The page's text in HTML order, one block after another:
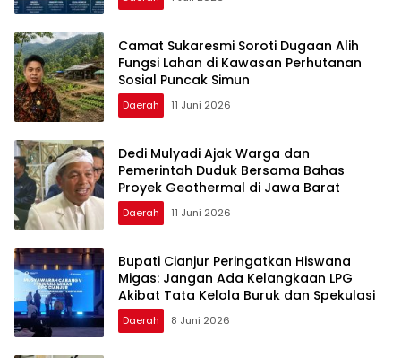
Camat Sukaresmi Soroti Dugaan Alih
Fungsi Lahan di Kawasan Perhutanan
Sosial Puncak Simun
Daerah 11 Juni 2026
Dedi Mulyadi Ajak Warga dan
Pemerintah Duduk Bersama Bahas
Proyek Geothermal di Jawa Barat
Daerah 11 Juni 2026
Bupati Cianjur Peringatkan Hiswana
Migas: Jangan Ada Kelangkaan LPG
Akibat Tata Kelola Buruk dan Spekulasi
Daerah 8 Juni 2026